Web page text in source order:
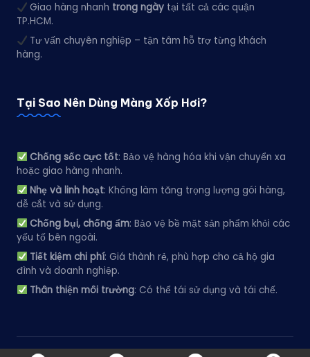
Giao hàng nhanh trong ngày tại tất cả các quận
TP.HCM.
Tư vấn chuyên nghiệp – tận tâm hỗ trợ từng khách
hàng.
Tại Sao Nên Dùng Màng Xốp Hơi?
Chống sốc cực tốt: Bảo vệ hàng hóa khi vận chuyển xa
hoặc giao hàng nhanh.
Nhẹ và linh hoạt: Không làm tăng trọng lượng gói hàng,
dễ cắt và sử dụng.
Chống bụi, chống ẩm: Bảo vệ bề mặt sản phẩm khỏi các
yếu tố bên ngoài.
Tiết kiệm chi phí: Giá thành rẻ, phù hợp cho cả hộ gia
đình và doanh nghiệp.
Thân thiện môi trường: Có thể tái sử dụng và tái chế.